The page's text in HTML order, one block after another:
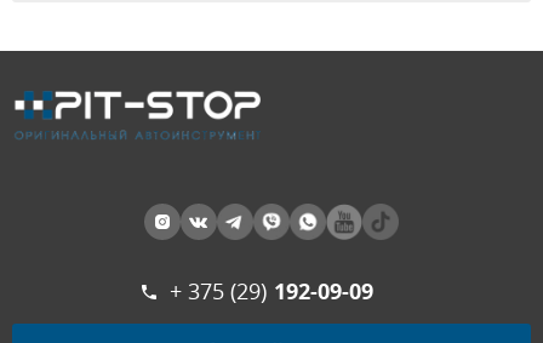
+ 375 (29) 192-09-09